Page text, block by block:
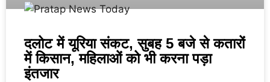
दलोट में यूरिया संकट, सुबह 5 बजे से कतारों
में किसान, महिलाओं को भी करना पड़ा
इंतजार